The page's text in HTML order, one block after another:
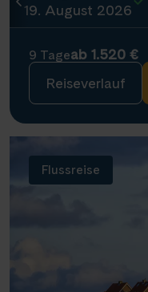
19. August 2026
9 Tageab 1.520 €
Reiseverlauf
Flussreise